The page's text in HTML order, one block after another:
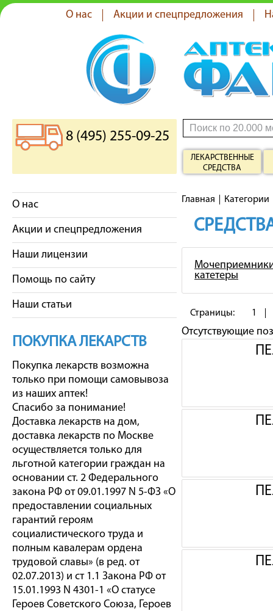
О нас Акции и спецпредложения
8 (495) 255-09-25
ЛЕКАРСТВЕННЫЕ
СРЕДСТВА
О нас
Акции и спецпредложения
Наши лицензии
Помощь по сайту
Наши статьи
ПОКУПКА ЛЕКАРСТВ
Покупка лекарств возможна
только при помощи самовывоза
из наших аптек!
Спасибо за понимание!
Доставка лекарств на дом,
доставка лекарств по Москве
осуществляется только для
льготной категории граждан на
основании ст. 2 Федерального
закона РФ от 09.01.1997 N 5-ФЗ «О
предоставлении социальных
гарантий героям
социалистического труда и
полным кавалерам ордена
трудовой славы» (в ред. от
02.07.2013) и ст 1.1 Закона РФ от
15.01.1993 N 4301-1 «О статусе
Героев Советского Союза, Героев
Главная Категории
катетеры
Страницы: 1
Отсутствующие